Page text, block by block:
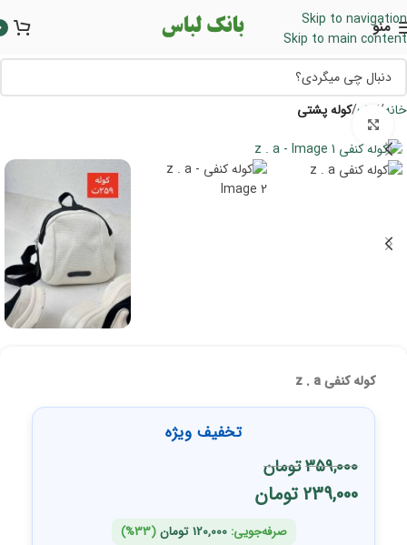
Skip to navigation
Skip to main content
منو
خانه کیف کوله پشتی
کوله کنفی z . a
تخفیف ویژه
359,000تومان
239,000تومان
صرفه‌جویی:120,000 تومان(33%)